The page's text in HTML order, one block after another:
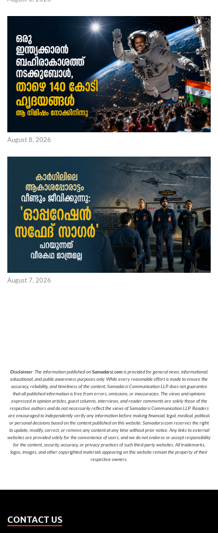
August 8, 2026
August 7, 2026
Disclaimer: The information published onSamadarsi.comis provided for general news, informational,
educational, and public awareness purposes only. While every reasonable effort is made to ensure the
accuracy, reliability, and timeliness of the content, Samadarsi Communication LLP does not guarantee
that all published information is free from errors, omissions, or inaccuracies. The views and opinions
expressed in opinion articles, guest columns, interviews, and reader comments are solely those of the
respective authors and do not necessarily reflect the views of Samadarsi Communication LLP. Readers
are encouraged to independently verify any information before making financial, legal, medical, political,
or personal decisions based on the content published on this website. Samadarsi.com reserves the right
to update, modify, correct, or remove any content at any time without prior notice. Any links to external
websites are provided solely for the convenience of users, and we do not endorse or accept responsibility
for the content, security, accuracy, or privacy practices of such third-party websites. All trademarks,
logos, images, and other copyrighted materials appearing on this website remain the property of their
respective owners.
CONTACT US